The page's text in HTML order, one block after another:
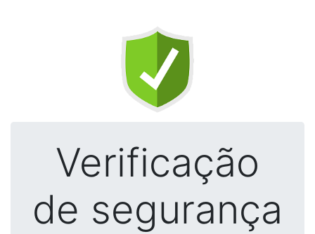
Verificação
de segurança